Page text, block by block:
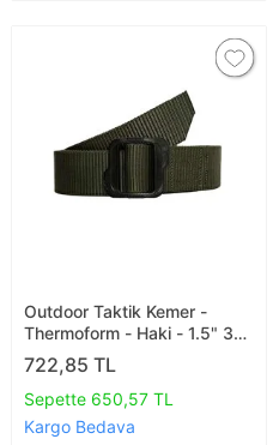
Outdoor Taktik Kemer -
Thermoform - Haki - 1.5" 38
Mm 110 Cm
722,85 TL
Sepette 650,57 TL
Kargo Bedava